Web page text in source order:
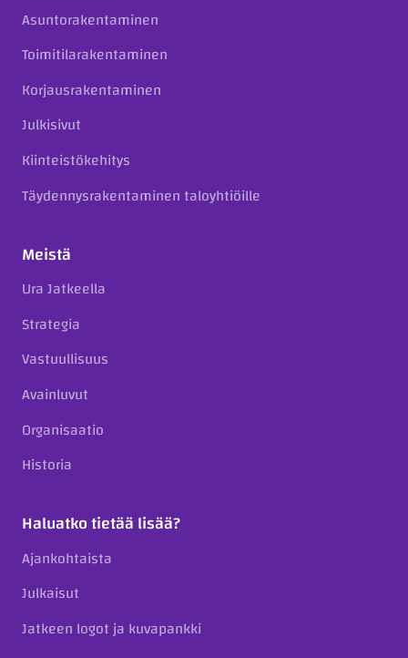
Asuntorakentaminen
Toimitilarakentaminen
Korjausrakentaminen
Julkisivut
Kiinteistökehitys
Täydennysrakentaminen taloyhtiöille
Meistä
Ura Jatkeella
Strategia
Vastuullisuus
Avainluvut
Organisaatio
Historia
Haluatko tietää lisää?
Ajankohtaista
Julkaisut
Jatkeen logot ja kuvapankki